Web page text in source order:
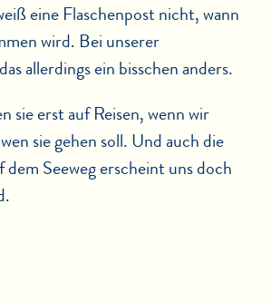
eine Flaschenpost nicht, wann
wird. Bei unserer
allerdings ein bisschen anders.
sie erst auf Reisen, wenn wir
sie gehen soll. Und auch die
Seeweg erscheint uns doch